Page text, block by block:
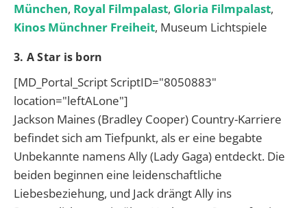
München, Royal Filmpalast, Gloria Filmpalast,
Kinos Münchner Freiheit, Museum Lichtspiele
3. A Star is born
[MD_Portal_Script ScriptID="8050883"
location="leftALone"]
Jackson Maines (Bradley Cooper) Country-Karriere
befindet sich am Tiefpunkt, als er eine begabte
Unbekannte namens Ally (Lady Gaga) entdeckt. Die
beiden beginnen eine leidenschaftliche
Liebesbeziehung, und Jack drängt Ally ins